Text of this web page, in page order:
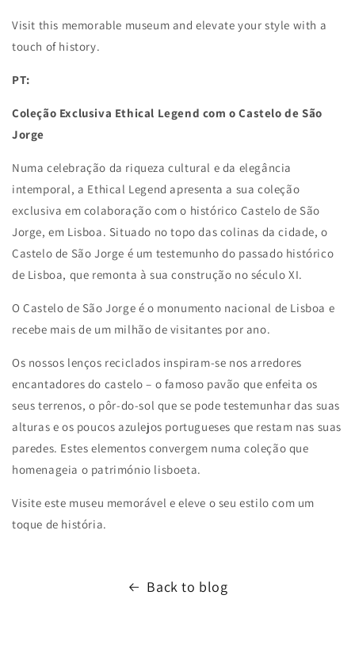
Visit this memorable museum and elevate your style with a
touch of history.
PT:
Coleção Exclusiva Ethical Legend com o Castelo de São
Jorge
Numa celebração da riqueza cultural e da elegância
intemporal, a Ethical Legend apresenta a sua coleção
exclusiva em colaboração com o histórico Castelo de São
Jorge, em Lisboa. Situado no topo das colinas da cidade, o
Castelo de São Jorge é um testemunho do passado histórico
de Lisboa, que remonta à sua construção no século XI.
O Castelo de São Jorge é o monumento nacional de Lisboa e
recebe mais de um milhão de visitantes por ano.
Os nossos lenços reciclados inspiram-se nos arredores
encantadores do castelo – o famoso pavão que enfeita os
seus terrenos, o pôr-do-sol que se pode testemunhar das suas
alturas e os poucos azulejos portugueses que restam nas suas
paredes. Estes elementos convergem numa coleção que
homenageia o património lisboeta.
Visite este museu memorável e eleve o seu estilo com um
toque de história.
Back to blog